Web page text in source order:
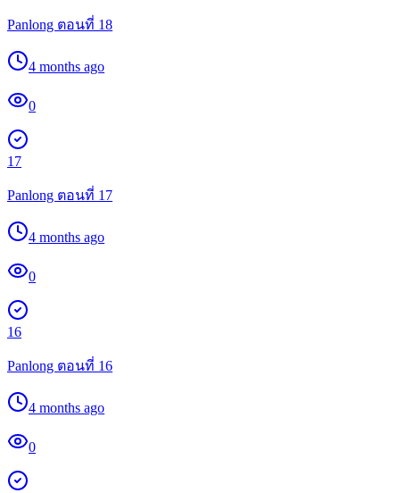
Panlong ตอนที่ 18
4 months ago
0
17
Panlong ตอนที่ 17
4 months ago
0
16
Panlong ตอนที่ 16
4 months ago
0